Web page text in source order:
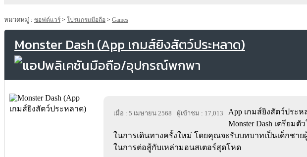
หมวดหมู่ : ซอฟต์แวร์ > โปรแกรมมือถือ > Games
Monster Dash (App เกมส์ยิงสัตว์ประหลาด)
เมื่อ : 5 เมษายน 2568 ผู้เข้าชม : 17,013
App เกมส์ยิงสัตว์ประห
Monster Dash เตรียมตั
ในการเดินทางครั้งใหม่ โดยคุณจะรับบทบาทเป็นเด็กชา
ในการต่อสู้กับเหล่ามอนสเตอร์สุดโหด